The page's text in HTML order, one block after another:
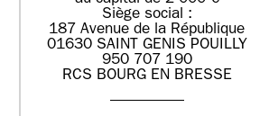
Siège social :
187 Avenue de la République
01630 SAINT GENIS POUILLY
950 707 190
RCS BOURG EN BRESSE